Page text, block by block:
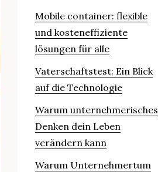
Mobile container: flexible
und kosteneffiziente
lösungen für alle
Vaterschaftstest: Ein Blick
auf die Technologie
Warum unternehmerisches
Denken dein Leben
verändern kann
Warum Unternehmertum